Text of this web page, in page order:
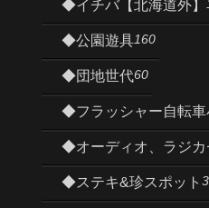
◆イチバ【北海道外】
◆公園遊具160
◆団地世代60
◆フラッシャー自転車
◆オーディオ、ラジカ
◆ステキ&珍スポット